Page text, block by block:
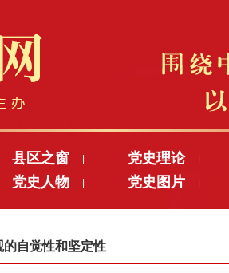
县区之窗 党史理论
党史人物 党史图片
的自觉性和坚定性